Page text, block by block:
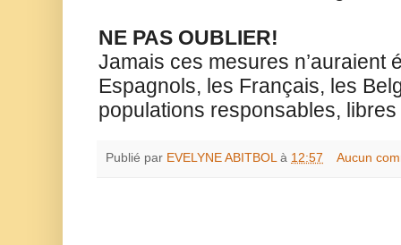
NE PAS OUBLIER!
Jamais ces mesures n’auraient
Espagnols, les Français, les
populations responsables,
Publié par EVELYNE ABITBOL à 12:57 Aucun